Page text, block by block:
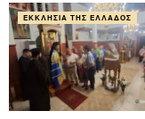
ΕΚΚΛΗΣΊΑ ΤΗΣ ΕΛΛΆΔΟΣ